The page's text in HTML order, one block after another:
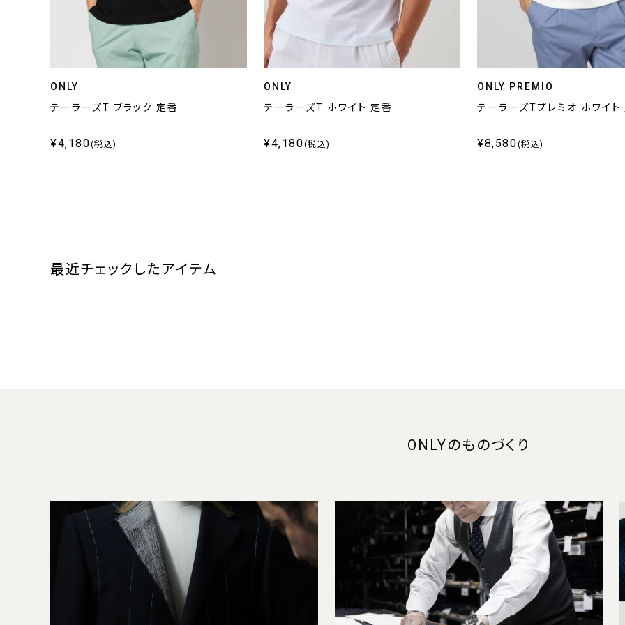
ONLY
テーラーズT ブラック 定番
¥4,180(税込)
ONLY
テーラーズT ホワイト 定番
¥4,180(税込)
ONLY PREMIO
テーラーズTプレミオ ホワイト
¥8,580(税込)
最近チェックしたアイテム
ONLYのものづくり